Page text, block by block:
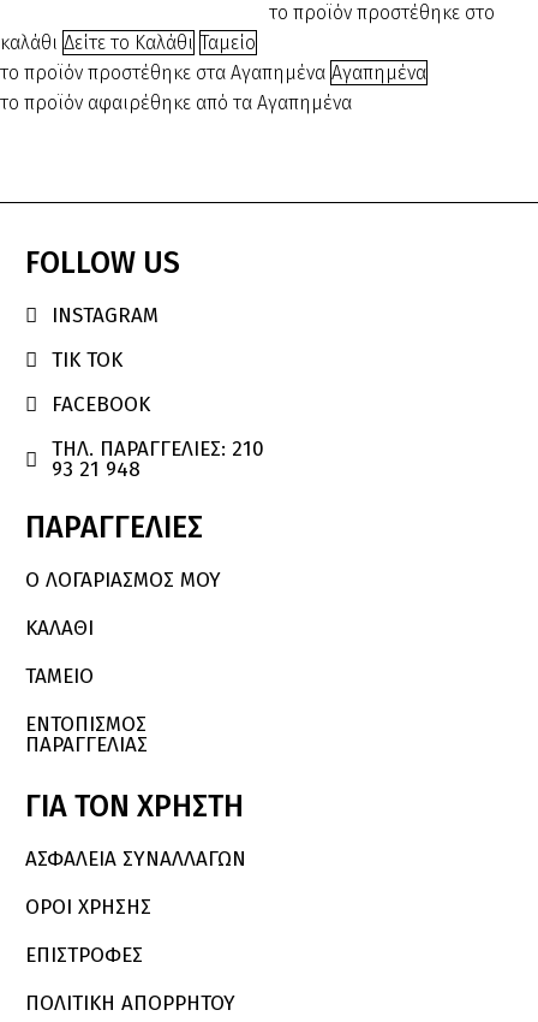
το προϊόν προστέθηκε στο
καλάθι Δείτε το Καλάθι Ταμείο
το προϊόν προστέθηκε στα Αγαπημένα Αγαπημένα
το προϊόν αφαιρέθηκε από τα Αγαπημένα
FOLLOW US
 INSTAGRAM
 TIK TOK
 FACEBOOK

ΤΗΛ. ΠΑΡΑΓΓΕΛΙΕΣ: 210
93 21 948
ΠΑΡΑΓΓΕΛΙΕΣ
Ο ΛΟΓΑΡΙΑΣΜΌΣ ΜΟΥ
ΚΑΛΆΘΙ
ΤΑΜΕΙΟ
ΕΝΤΟΠΙΣΜΟΣ
ΠΑΡΑΓΓΕΛΙΑΣ
ΓΙΑ ΤΟΝ ΧΡΗΣΤΗ
ΑΣΦΑΛΕΙΑ ΣΥΝΑΛΛΑΓΩΝ
ΟΡΟΙ ΧΡΗΣΗΣ
ΕΠΙΣΤΡΟΦΕΣ
ΠΟΛΙΤΙΚΗ ΑΠΟΡΡΗΤΟΥ